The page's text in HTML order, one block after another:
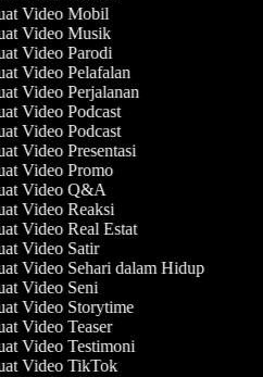
Video Mobil
Video Musik
Video Parodi
Video Pelafalan
Video Perjalanan
Video Podcast
Video Podcast
Video Presentasi
Video Promo
Video Q&A
Video Reaksi
Video Real Estat
Video Satir
Video Sehari dalam Hidup
Video Seni
Video Storytime
Video Teaser
Video Testimoni
Video TikTok